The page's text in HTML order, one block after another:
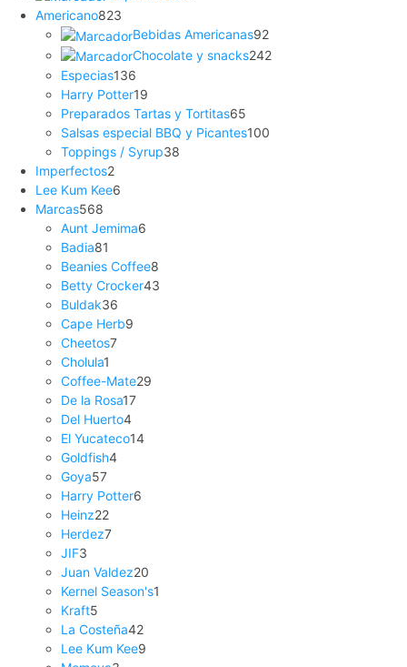
Americano823
Bebidas Americanas92
Chocolate y snacks242
Especias136
Harry Potter19
Preparados Tartas y Tortitas65
Salsas especial BBQ y Picantes100
Toppings / Syrup38
Imperfectos2
Lee Kum Kee6
Marcas568
Aunt Jemima6
Badia81
Beanies Coffee8
Betty Crocker43
Buldak36
Cape Herb9
Cheetos7
Cholula1
Coffee-Mate29
De la Rosa17
Del Huerto4
El Yucateco14
Goldfish4
Goya57
Harry Potter6
Heinz22
Herdez7
JIF3
Juan Valdez20
Kernel Season's1
Kraft5
La Costeña42
Lee Kum Kee9